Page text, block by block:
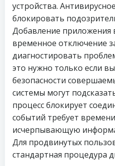
устройства.
блокировать
Добавление приложения
временное отключение
диагностировать
это нужно только если
безопасности
системы могут
процесс блокирует
событий требует
исчерпывающую
Для продвинутых
стандартная процедура